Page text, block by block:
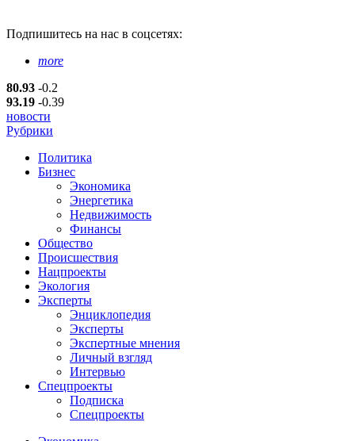
Подпишитесь на нас в соцсетях:
more
80.93 -0.2
93.19 -0.39
новости
Рубрики
Политика
Бизнес
Экономика
Энергетика
Недвижимость
Финансы
Общество
Происшествия
Нацпроекты
Экология
Эксперты
Энциклопедия
Эксперты
Экспертные мнения
Личный взгляд
Интервью
Спецпроекты
Подписка
Спецпроекты